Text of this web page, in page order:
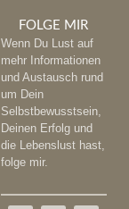
FOLGE MIR
Wenn Du Lust auf
mehr Informationen
und Austausch rund
um Dein
Selbstbewusstsein,
Deinen Erfolg und
die Lebenslust hast,
folge mir.